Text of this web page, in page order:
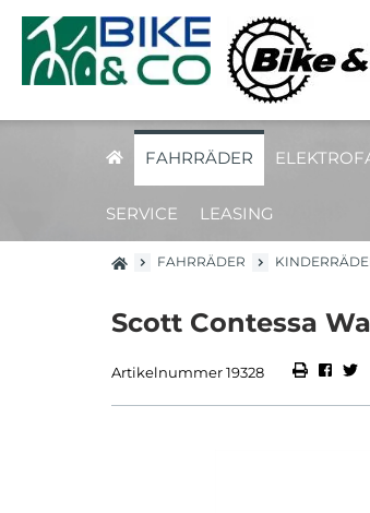
FAHRRÄDER
SERVICE LEASING
FAHRRÄDER
Scott Contessa
Artikelnummer 19328